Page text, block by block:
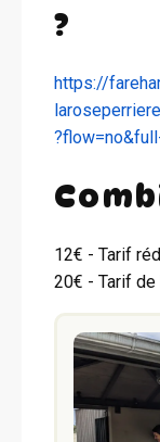
?
https://
12€ - Tarif
20€ - Tarif